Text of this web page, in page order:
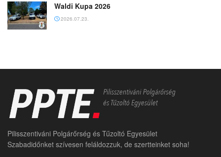
Waldi Kupa 2026
2026.07.23.
Pilisszentiváni Polgárőrség és Tűzoltó Egyesület
Szabadidőnket szívesen feláldozzuk, de szertteinket soha!